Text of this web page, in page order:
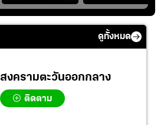
อย่างต่อเนื่อง พร้อม
พยายามลงสนามให้
แบ็ก ศึก" SEA V
CUP 2026" เลก
สอง!!
ดูทั้งหมด
สงครามตะวันออกกลาง
ติดตาม